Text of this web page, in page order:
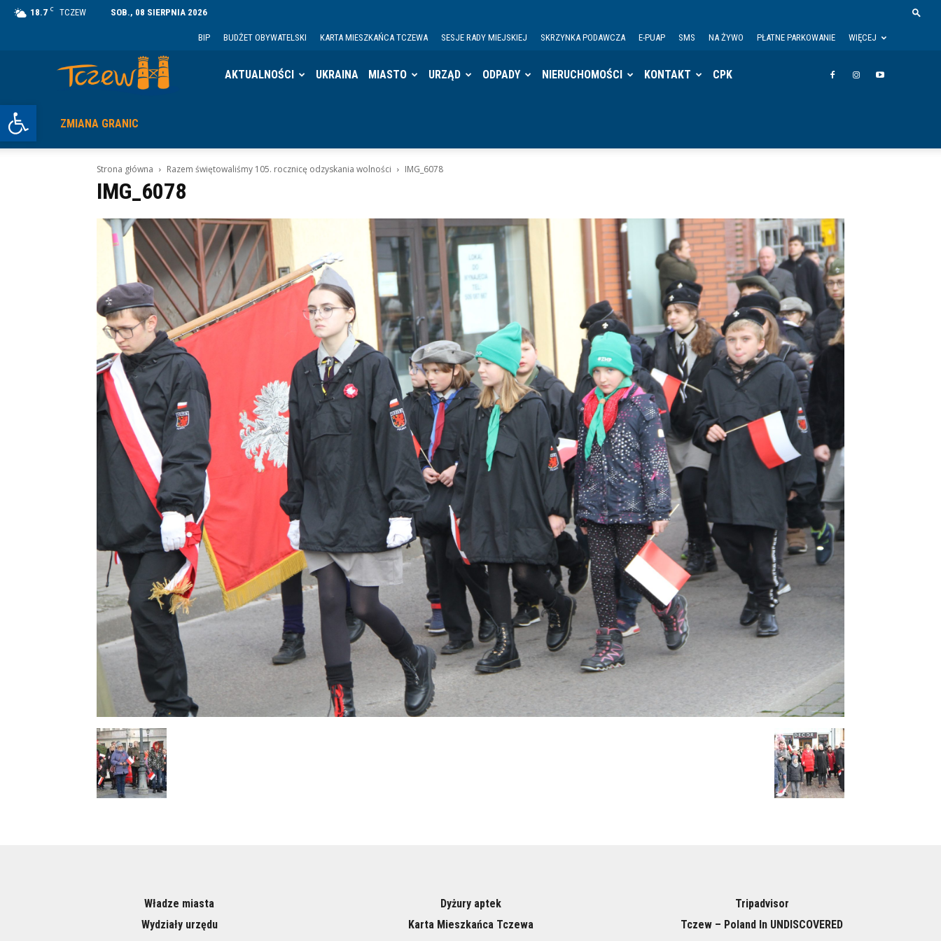
Otwórz pasek narzędzi
18.7 C TCZEW SOB., 08 SIERPNIA 2026
BIP BUDŻET OBYWATELSKI KARTA MIESZKAŃCA TCZEWA SESJE RADY MIEJSKIEJ SKRZYNKA PODAWCZA E-PUAP SMS NA ŻYWO PŁATNE PARKOWANIE WIĘCEJ
AKTUALNOŚCI UKRAINA MIASTO URZĄD ODPADY NIERUCHOMOŚCI KONTAKT CPK
ZMIANA GRANIC
Strona główna Razem świętowaliśmy 105. rocznicę odzyskania wolności IMG_6078
IMG_6078
Władze miasta
Wydziały urzędu
Dyżury aptek
Karta Mieszkańca Tczewa
Tripadvisor
Tczew – Poland In UNDISCOVERED